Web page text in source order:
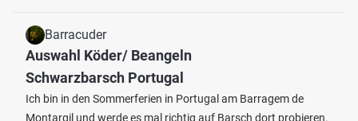
Barracuder
Auswahl Köder/ Beangeln
Schwarzbarsch Portugal
Ich bin in den Sommerferien in Portugal am Barragem de
Montargil und werde es mal richtig auf Barsch dort probieren.